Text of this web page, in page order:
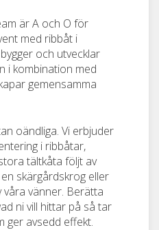
är A och O för
med ribbåt i
och utvecklar
i kombination med
gemensamma
oändliga. Vi erbjuder
i ribbåtar,
tältkåta följt av
skärgårdskrog eller
vänner. Berätta
ni vill hittar på så tar
ger avsedd effekt.